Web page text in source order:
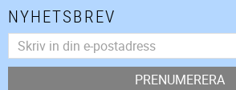
NYHETSBREV
PRENUMERERA